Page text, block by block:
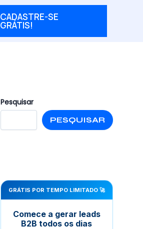
CADASTRE-SE
GRÁTIS!
Pesquisar
PESQUISAR
GRÁTIS POR TEMPO LIMITADO 🚀
Comece a gerar leads
B2B todos os dias